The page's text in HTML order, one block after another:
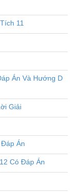
11
Án Và Hướng D
Giải
Án
Có Đáp Án